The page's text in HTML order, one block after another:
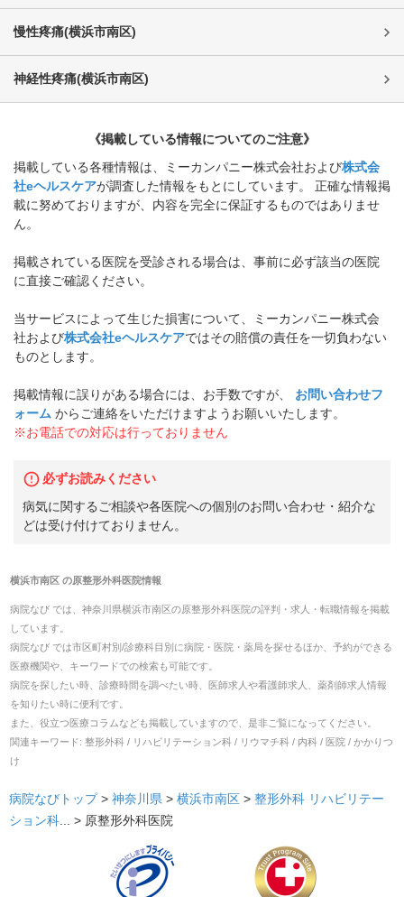
慢性疼痛(横浜市南区)
神経性疼痛(横浜市南区)
《掲載している情報についてのご注意》
掲載している各種情報は、ミーカンパニー株式会社および株式会
社eヘルスケアが調査した情報をもとにしています。 正確な情報掲
載に努めておりますが、内容を完全に保証するものではありませ
ん。
掲載されている医院を受診される場合は、事前に必ず該当の医院
に直接ご確認ください。
当サービスによって生じた損害について、ミーカンパニー株式会
社および株式会社eヘルスケアではその賠償の責任を一切負わない
ものとします。
掲載情報に誤りがある場合には、お手数ですが、
お問い合わせフ
ォーム からご連絡をいただけますようお願いいたします。
※お電話での対応は行っておりません
必ずお読みください
病気に関するご相談や各医院への個別のお問い合わせ・紹介な
どは受け付けておりません。
横浜市南区の原整形外科医院情報
病院なび では、 神奈川県横浜市南区の原整形外科医院の評判・求人・転職情報を掲載
しています。
病院なび では市区町村別/診療科目別に病院・医院・薬局を探せるほか、予約ができる
医療機関や、キーワードでの検索も可能です。
病院を探したい時、診療時間を調べたい時、医師求人や看護師求人、薬剤師求人情報
を知りたい時に便利です。
また、役立つ医療コラムなども掲載していますので、是非ご覧になってください。
関連キーワード: 整形外科 / リハビリテーション科 / リウマチ科 / 内科 / 医院 / かかりつ
け
病院なびトップ > 神奈川県 > 横浜市南区 > 整形外科 リハビリテー
ション科... > 原整形外科医院